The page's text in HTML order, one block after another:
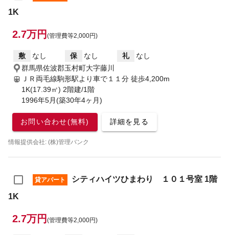
1K
2.7万円 (管理費等2,000円)
敷 なし 保 なし 礼
なし
群馬県佐波郡玉村町大字藤川
ＪＲ両毛線駒形駅より車で１１分 徒歩4,200m
1K(17.39㎡) 2階建/1階
1996年5月(築30年4ヶ月)
お問い合わせ(無料) 詳細を見る
情報提供会社: (株)管理バンク
貸アパート
シティハイツひまわり １０１号室 1階
1K
2.7万円 (管理費等2,000円)